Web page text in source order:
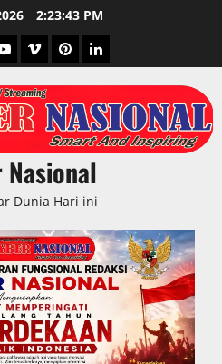
2:23:44 PM
VimeoPinterestLinkedIn
Nasional
Dunia Hari ini